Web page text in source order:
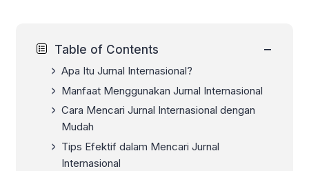
Table of Contents −
Apa Itu Jurnal Internasional?
Manfaat Menggunakan Jurnal Internasional
Cara Mencari Jurnal Internasional dengan
Mudah
Tips Efektif dalam Mencari Jurnal
Internasional